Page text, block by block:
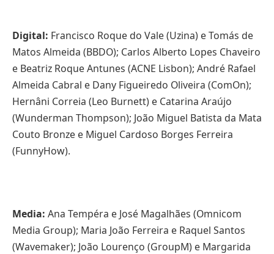
Digital: Francisco Roque do Vale (Uzina) e Tomás de
Matos Almeida (BBDO); Carlos Alberto Lopes Chaveiro
e Beatriz Roque Antunes (ACNE Lisbon); André Rafael
Almeida Cabral e Dany Figueiredo Oliveira (ComOn);
Hernâni Correia (Leo Burnett) e Catarina Araújo
(Wunderman Thompson); João Miguel Batista da Mata
Couto Bronze e Miguel Cardoso Borges Ferreira
(FunnyHow).
Media: Ana Tempéra e José Magalhães (Omnicom
Media Group); Maria João Ferreira e Raquel Santos
(Wavemaker); João Lourenço (GroupM) e Margarida